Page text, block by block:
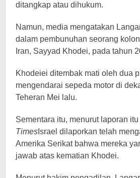
ditangkap atau dihukum.
Namun, media mengatakan
dalam pembunuhan seorang
Iran, Sayyad Khodei, pada tahun
Khodeiei ditembak mati oleh dua
mengendarai sepeda motor di
Teheran Mei lalu.
Sementara itu, menurut laporan itu
Times Israel dilaporkan telah
Amerika Serikat bahwa mereka
jawab atas kematian Khodei.